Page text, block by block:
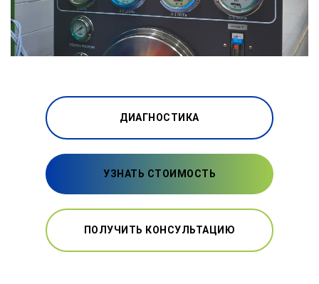
ДИАГНОСТИКА
УЗНАТЬ СТОИМОСТЬ
ПОЛУЧИТЬ КОНСУЛЬТАЦИЮ